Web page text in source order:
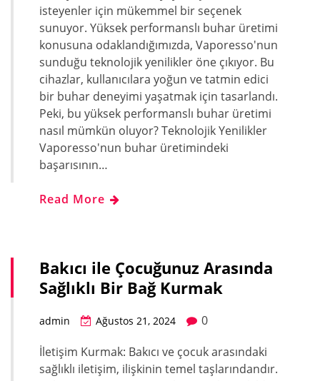
isteyenler için mükemmel bir seçenek
sunuyor. Yüksek performanslı buhar üretimi
konusuna odaklandığımızda, Vaporesso'nun
sunduğu teknolojik yenilikler öne çıkıyor. Bu
cihazlar, kullanıcılara yoğun ve tatmin edici
bir buhar deneyimi yaşatmak için tasarlandı.
Peki, bu yüksek performanslı buhar üretimi
nasıl mümkün oluyor? Teknolojik Yenilikler
Vaporesso'nun buhar üretimindeki
başarısının…
Read More
Bakıcı ile Çocuğunuz Arasında
Sağlıklı Bir Bağ Kurmak
admin Ağustos 21, 2024
0
İletişim Kurmak: Bakıcı ve çocuk arasındaki
sağlıklı iletişim, ilişkinin temel taşlarındandır.